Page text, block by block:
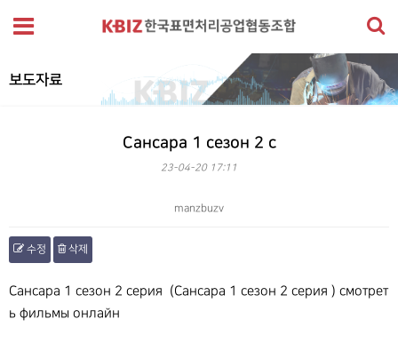
보도자료
Сансара 1 сезон 2 с
23-04-20 17:11
manzbuzv
수정 삭제
Сансара 1 сезон 2 серия (Сансара 1 сезон 2 серия ) смотрет
ь фильмы онлайн